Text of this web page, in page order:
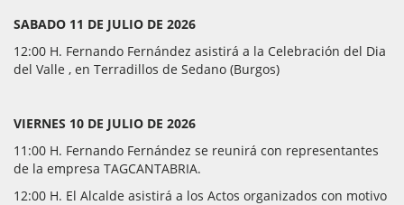
SABADO 11 DE JULIO DE 2026
12:00 H. Fernando Fernández asistirá a la Celebración del Dia
del Valle , en Terradillos de Sedano (Burgos)
VIERNES 10 DE JULIO DE 2026
11:00 H. Fernando Fernández se reunirá con representantes
de la empresa TAGCANTABRIA.
12:00 H. El Alcalde asistirá a los Actos organizados con motivo